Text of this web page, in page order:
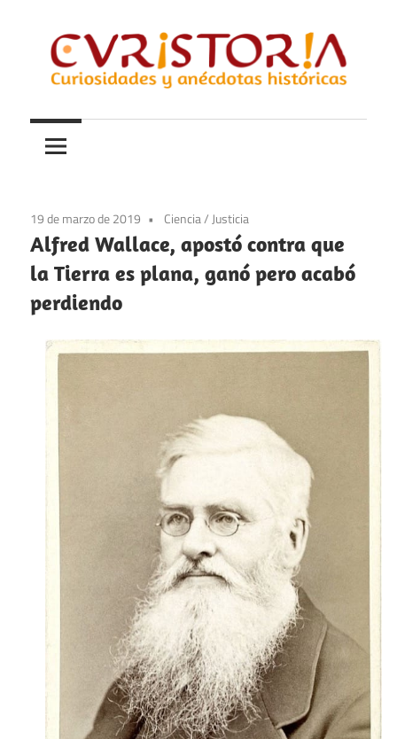
contenido
Curistoria
y
anécdotas
historia
19 de marzo de 2019 Ciencia/ Justicia
Alfred Wallace, apostó contra que
la Tierra es plana, ganó pero acabó
perdiendo